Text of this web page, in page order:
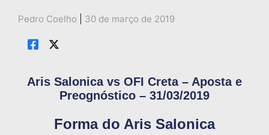
Pedro Coelho 30 de março de 2019
Aris Salonica vs OFI Creta – Aposta e
Preognóstico – 31/03/2019
Forma do Aris Salonica